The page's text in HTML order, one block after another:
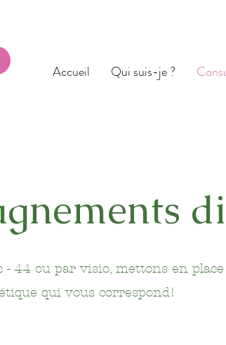
Accueil Qui suis-je ?
- 44 ou par visio, mettons en
qui vous correspond!